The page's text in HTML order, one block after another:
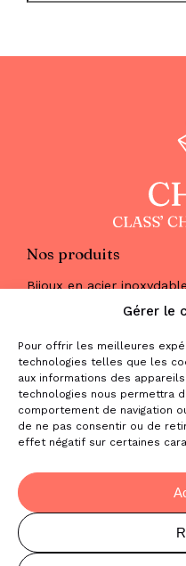
Gérer le
Pour offrir les meilleures
technologies telles que les
aux informations des
technologies nous permettra
comportement de navigation
de ne pas consentir ou de
effet négatif sur certaines
Nos produits
Bijoux en acier
Maquillage
Parfums
Nous trouver
& nous contacter
2 place de la Liberté
31470 Saint-Lys
06 52 05 69 65
© Copyright Chris Class'